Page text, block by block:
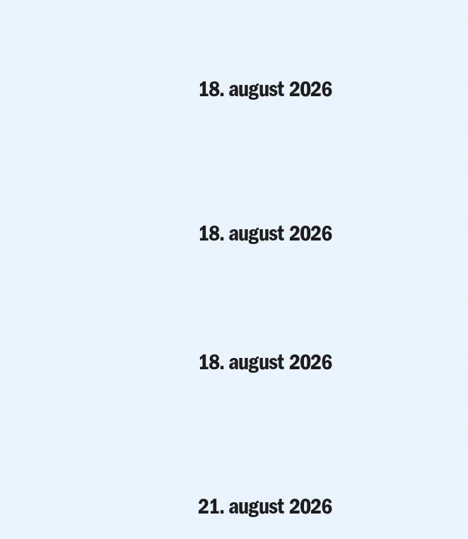
18. august 2026
18. august 2026
18. august 2026
21. august 2026